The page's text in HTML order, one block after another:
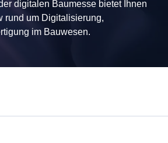
digitalen Baumesse bietet Ihnen
rund um Digitalisierung,
im Bauwesen.